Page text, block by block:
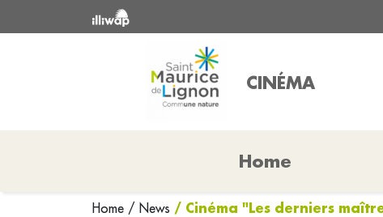
CINÉMA
Home
Home / News / Cinéma "Les derniers